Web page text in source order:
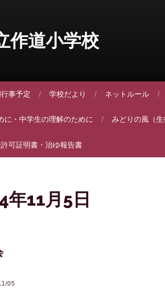
作道小学校
事予定 学校だより ネットルール
に・中学生の理解のために みどりの風（生
可証明書・治ゆ報告書
年11月5日
05